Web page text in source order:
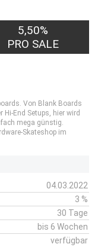
5,50%
PRO SALE
Von Blank Boards
End Setups, hier wird
mega günstig.
Skateshop im
04.03.2022
3 %
30 Tage
bis 6 Wochen
verfügbar